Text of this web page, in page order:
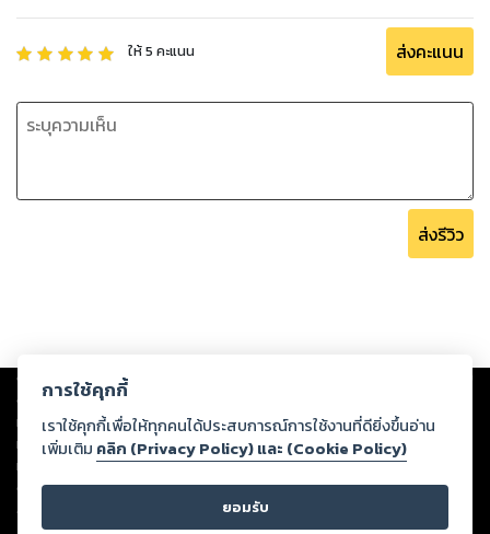
ให้5 คะแนน ส่งคะแนน
ส่งรีวิว
Copyright © 2026
ต่อผลงานหรือเนื้อหาใดที่อัปโหลดผ่านเว็บไซต์และปรากฏว่าละเมิดสิทธิใน
ทรัพย์สินทางปัญญาของบุคคลอื่นหรือขัดต่อกฎหมายและศีลธรรม ดังนั้น ผู้อ่าน
ทุกท่านโปรดใช้วิจารณญาณในการกลั่นกรองด้วยตนเอง และหากท่านพบว่าส่วน
หนึ่งส่วนใดขัดต่อกฎหมายและศีลธรรม กรุณาแจ้งมายังบริษัท เพื่อทีมงานจะได้
ดำเนินการในทันที ทั้งนี้ ทางสตอรี่ล็อกขอสงวนลิขสิทธิ์ตามพระราชบัญญัติ
ลิขสิทธิ์ พ.ศ. 2537 (ฉบับล่าสุด)
การใช้คุกกี้
เราใช้คุกกี้เพื่อให้ทุกคนได้ประสบการณ์การใช้งานที่ดียิ่งขึ้นอ่าน
เพิ่มเติม คลิก (Privacy Policy) และ (Cookie Policy)
ยอมรับ